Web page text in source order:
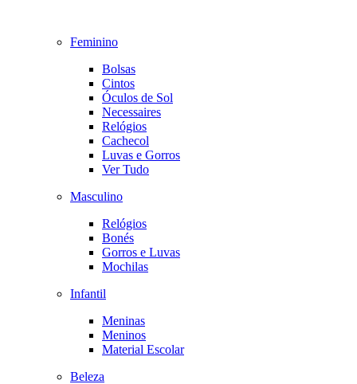
Feminino
Bolsas
Cintos
Óculos de Sol
Necessaires
Relógios
Cachecol
Luvas e Gorros
Ver Tudo
Masculino
Relógios
Bonés
Gorros e Luvas
Mochilas
Infantil
Meninas
Meninos
Material Escolar
Beleza